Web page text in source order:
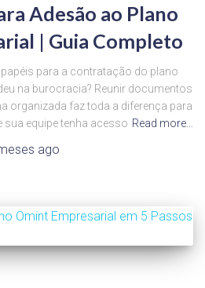
Adesão ao Plano
| Guia Completo
para a contratação do plano
na burocracia? Reunir documentos
organizada faz toda a diferença para
sua equipe tenha acesso Read more…
ago